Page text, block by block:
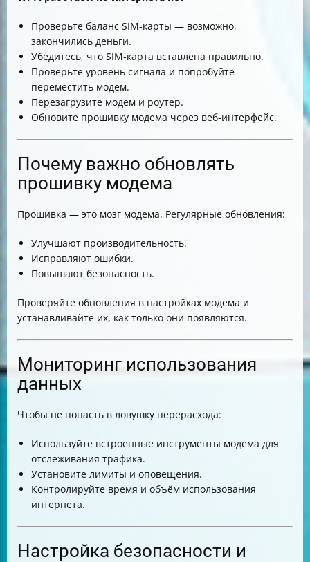
Проверьте баланс SIM-карты — возможно,
закончились деньги.
Убедитесь, что SIM-карта вставлена правильно.
Проверьте уровень сигнала и попробуйте
переместить модем.
Перезагрузите модем и роутер.
Обновите прошивку модема через веб-интерфейс.
Почему важно обновлять
прошивку модема
Прошивка — это мозг модема. Регулярные обновления:
Улучшают производительность.
Исправляют ошибки.
Повышают безопасность.
Проверяйте обновления в настройках модема и
устанавливайте их, как только они появляются.
Мониторинг использования
данных
Чтобы не попасть в ловушку перерасхода:
Используйте встроенные инструменты модема для
отслеживания трафика.
Установите лимиты и оповещения.
Контролируйте время и объём использования
интернета.
Настройка безопасности и